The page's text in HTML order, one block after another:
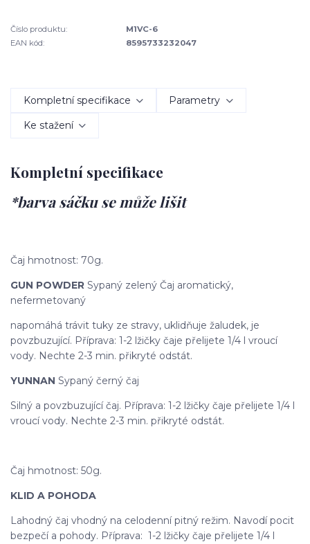
Číslo produktu:
M1VC-6
EAN kód:
8595733232047
Kompletní specifikace Parametry
Ke stažení
Kompletní specifikace
*barva sáčku se může lišit
Čaj hmotnost: 70g.
GUN POWDER Sypaný zelený Čaj aromatický,
nefermetovaný
napomáhá trávit tuky ze stravy, uklidňuje žaludek, je
povzbuzující. Příprava: 1-2 lžičky čaje přelijete 1/4 l vroucí
vody. Nechte 2-3 min. přikryté odstát.
YUNNAN Sypaný černý čaj
Silný a povzbuzující čaj. Příprava: 1-2 lžičky čaje přelijete 1/4 l
vroucí vody. Nechte 2-3 min. přikryté odstát.
Čaj hmotnost: 50g.
KLID A POHODA
Lahodný čaj vhodný na celodenní pitný režim. Navodí pocit
bezpečí a pohody. Příprava: 1-2 lžičky čaje přelijete 1/4 l